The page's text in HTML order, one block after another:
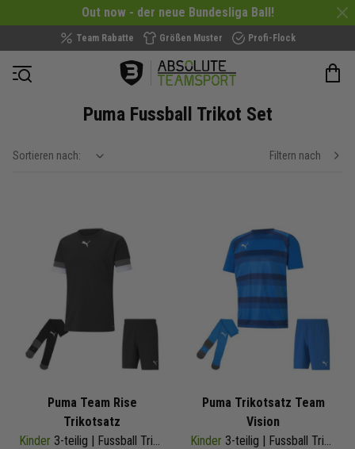
Out now - der neue Bundesliga Ball!
Team Rabatte Größen Muster Profi-Flock
Navigation öffnen
Puma Fussball Trikot Set
Sortieren nach: show filteroptions Filtern nach
Puma Team Rise
Trikotsatz
Kinder 3-teilig | Fussball Trikot Fussballshort Core Sockenstutzen | Fussball Trikot Set
Puma Trikotsatz Team
Vision
Kinder 3-teilig | Fussball Trikot Fussballshort Core Sockenstutzen | Fussball Trikot Set